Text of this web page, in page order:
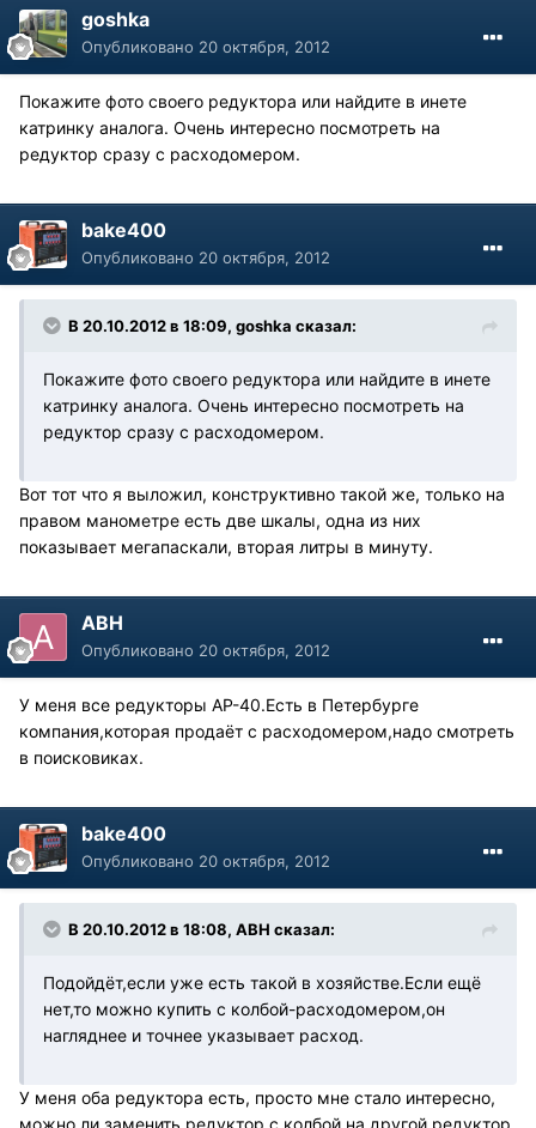
goshka
Опубликовано 20 октября, 2012
Покажите фото своего редуктора или найдите в инете
катринку аналога. Очень интересно посмотреть на
редуктор сразу с расходомером.
bake400
Опубликовано 20 октября, 2012
В 20.10.2012 в 18:09, goshka сказал:
Покажите фото своего редуктора или найдите в инете
катринку аналога. Очень интересно посмотреть на
редуктор сразу с расходомером.
Вот тот что я выложил, конструктивно такой же, только на
правом манометре есть две шкалы, одна из них
показывает мегапаскали, вторая литры в минуту.
АВН
Опубликовано 20 октября, 2012
У меня все редукторы АР-40.Есть в Петербурге
компания,которая продаёт с расходомером,надо смотреть
в поисковиках.
bake400
Опубликовано 20 октября, 2012
В 20.10.2012 в 18:08, АВН сказал:
Подойдёт,если уже есть такой в хозяйстве.Если ещё
нет,то можно купить с колбой-расходомером,он
нагляднее и точнее указывает расход.
У меня оба редуктора есть, просто мне стало интересно,